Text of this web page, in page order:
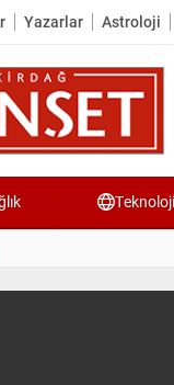
Yazarlar Astroloji
Teknoloji